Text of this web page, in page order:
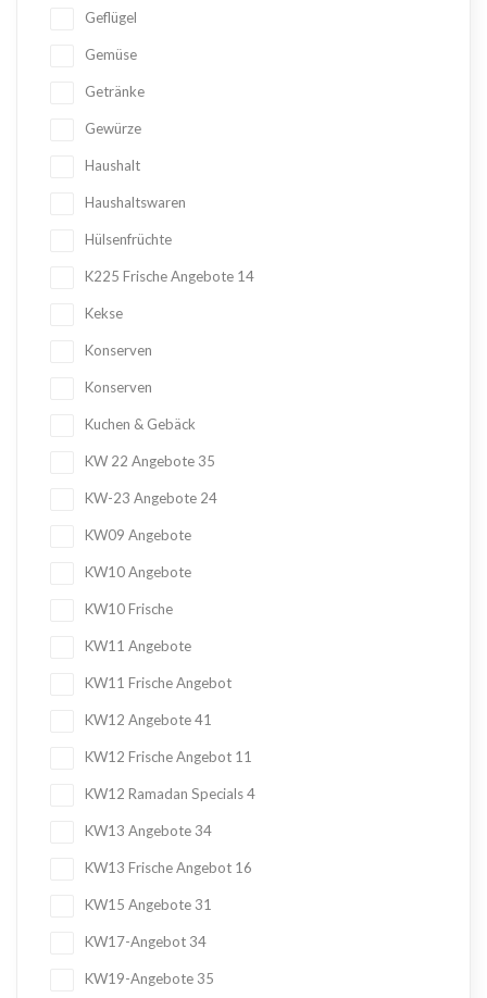
Geflügel
Gemüse
Getränke
Gewürze
Haushalt
Haushaltswaren
Hülsenfrüchte
K225 Frische Angebote 14
Kekse
Konserven
Konserven
Kuchen & Gebäck
KW 22 Angebote 35
KW-23 Angebote 24
KW09 Angebote
KW10 Angebote
KW10 Frische
KW11 Angebote
KW11 Frische Angebot
KW12 Angebote 41
KW12 Frische Angebot 11
KW12 Ramadan Specials 4
KW13 Angebote 34
KW13 Frische Angebot 16
KW15 Angebote 31
KW17-Angebot 34
KW19-Angebote 35